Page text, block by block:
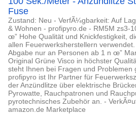
Fuse
Zustand: Neu - VerfÃ¼gbarkeit: Auf
& Wohnen - profipyro.de - RM5M zs3-
œ” Hohe Qualität und Knickfestigkeit,
allen Feuerwerksherstellern
Abgabe nur an Personen ab 1 n œ”
Original Grüne Visco in höchster
steht Ihnen bei Fragen und Problemen
profipyro ist Ihr Partner für
der Anzündlitze über elektrische
Pyrowatte, Rauchpatronen und
pyrotechnisches Zubehör an. -
amazon.de Marketplace